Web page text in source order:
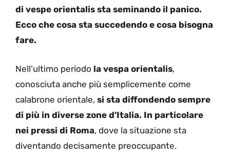
di vespe orientalis sta seminando il panico.
Ecco che cosa sta succedendo e cosa bisogna
fare.
Nell’ultimo periodo la vespa orientalis,
conosciuta anche più semplicemente come
calabrone orientale, si sta diffondendo sempre
di più in diverse zone d’Italia. In particolare
nei pressi di Roma, dove la situazione sta
diventando decisamente preoccupante.